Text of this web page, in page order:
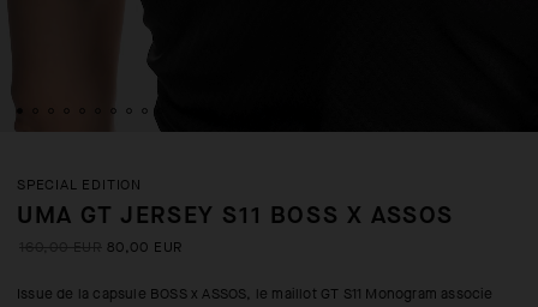
SPECIAL EDITION
UMA GT JERSEY S11 BOSS X ASSOS
80,00 EUR
Issue de la capsule BOSS x ASSOS, le maillot GT S11 Monogram associe